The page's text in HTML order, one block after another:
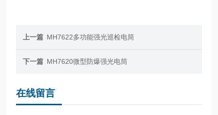
上一篇 MH7622多功能强光巡检电筒
下一篇 MH7620微型防爆强光电筒
在线留言